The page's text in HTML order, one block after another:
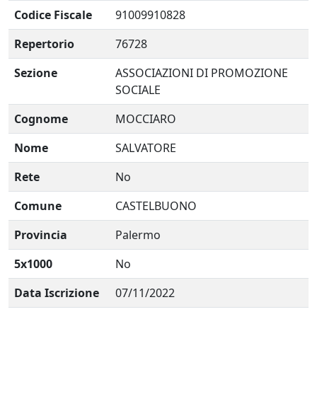
Codice Fiscale
91009910828
Repertorio
76728
Sezione
ASSOCIAZIONI DI PROMOZIONE
SOCIALE
Cognome
MOCCIARO
Nome
SALVATORE
Rete
No
Comune
CASTELBUONO
Provincia
Palermo
5x1000
No
Data Iscrizione
07/11/2022